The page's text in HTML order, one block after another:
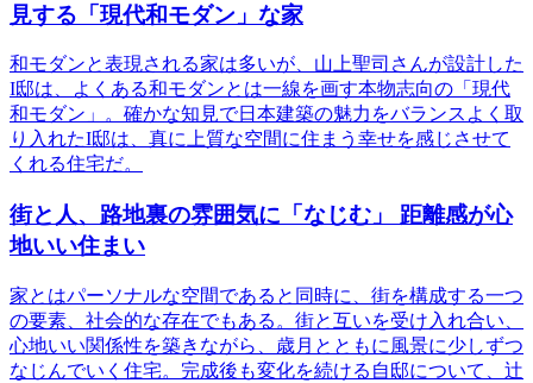
見する「現代和モダン」な家
和モダンと表現される家は多いが、山上聖司さんが設計した
I邸は、よくある和モダンとは一線を画す本物志向の「現代
和モダン」。確かな知見で日本建築の魅力をバランスよく取
り入れたI邸は、真に上質な空間に住まう幸せを感じさせて
くれる住宅だ。
街と人、路地裏の雰囲気に「なじむ」 距離感が心
地いい住まい
家とはパーソナルな空間であると同時に、街を構成する一つ
の要素、社会的な存在でもある。街と互いを受け入れ合い、
心地いい関係性を築きながら、歳月とともに風景に少しずつ
なじんでいく住宅。完成後も変化を続ける自邸について、辻